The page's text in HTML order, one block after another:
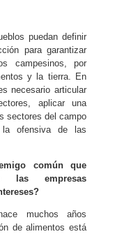
puedan definir
para garantizar
campesinos, por
y la tierra. En
necesario articular
aplicar una
sectores del campo
ofensiva de las
común que
las empresas
muchos años
de alimentos está